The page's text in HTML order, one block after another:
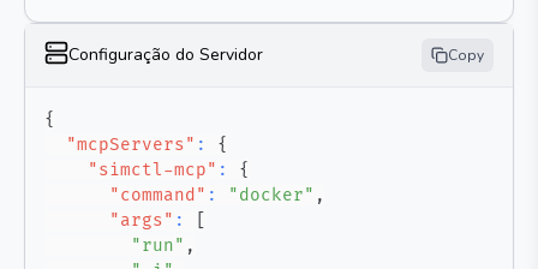
Configuração do Servidor Copy
{
"mcpServers" :
{
"simctl-mcp" :
{
"command" : "docker" ,
"args" :
"run" ,